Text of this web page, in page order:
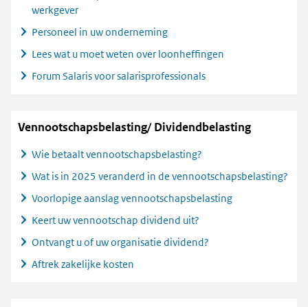
werkgever
Personeel in uw onderneming
Lees wat u moet weten over loonheffingen
Forum Salaris voor salarisprofessionals
Vennootschapsbelasting/ Dividendbelasting
Wie betaalt vennootschapsbelasting?
Wat is in 2025 veranderd in de vennootschapsbelasting?
Voorlopige aanslag vennootschapsbelasting
Keert uw vennootschap dividend uit?
Ontvangt u of uw organisatie dividend?
Aftrek zakelijke kosten